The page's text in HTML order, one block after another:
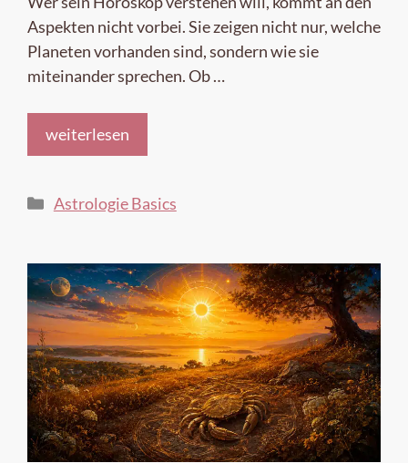
Aspekten nicht vorbei. Sie zeigen nicht nur, welche
Planeten vorhanden sind, sondern wie sie
miteinander sprechen. Ob …
weiterlesen
Kategorien
Astrologie Basics